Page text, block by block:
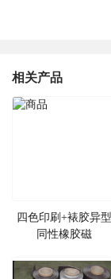
相关产品
四色印刷+裱胶异型
同性橡胶磁